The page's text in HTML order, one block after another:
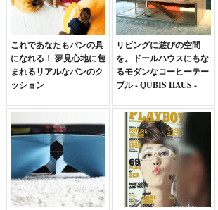
これであなたもパンの具
になれる！ 夢見心地に包
まれるリアルなパンのク
ッション
リビングに遊びの空間
を。ドールハウスにもな
るモダンなコーヒーテー
ブル - QUBIS HAUS -